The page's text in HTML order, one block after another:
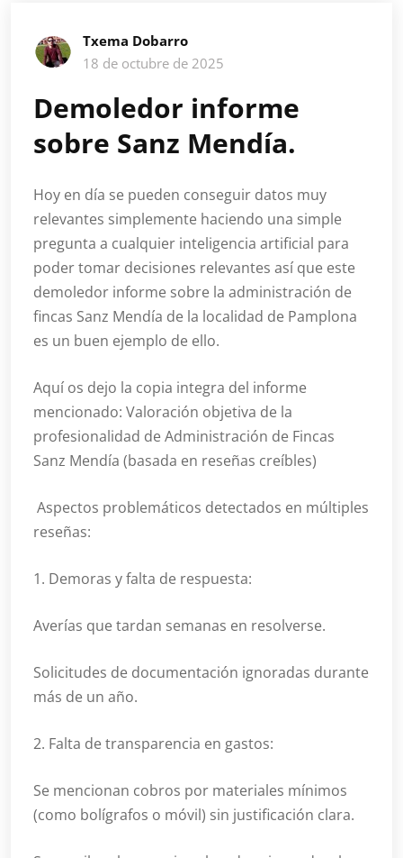
Txema Dobarro
18 de octubre de 2025
Demoledor informe
sobre Sanz Mendía.
Hoy en día se pueden conseguir datos muy
relevantes simplemente haciendo una simple
pregunta a cualquier inteligencia artificial para
poder tomar decisiones relevantes así que este
demoledor informe sobre la administración de
fincas Sanz Mendía de la localidad de Pamplona
es un buen ejemplo de ello.
Aquí os dejo la copia integra del informe
mencionado: Valoración objetiva de la
profesionalidad de Administración de Fincas
Sanz Mendía (basada en reseñas creíbles)
Aspectos problemáticos detectados en múltiples
reseñas:
1. Demoras y falta de respuesta:
Averías que tardan semanas en resolverse.
Solicitudes de documentación ignoradas durante
más de un año.
2. Falta de transparencia en gastos:
Se mencionan cobros por materiales mínimos
(como bolígrafos o móvil) sin justificación clara.